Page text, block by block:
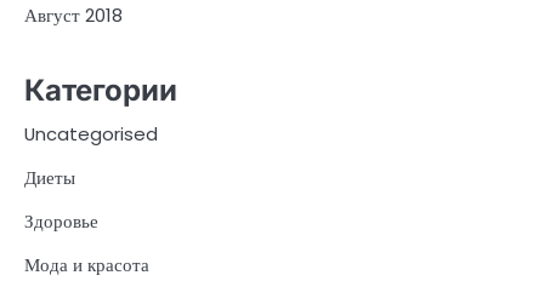
Август 2018
Категории
Uncategorised
Диеты
Здоровье
Мода и красота